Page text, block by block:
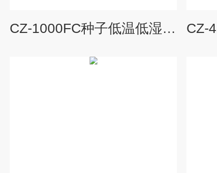
CZ-1000FC种子低温低湿储藏柜厂家